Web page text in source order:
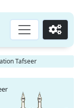
Go
Tafseer